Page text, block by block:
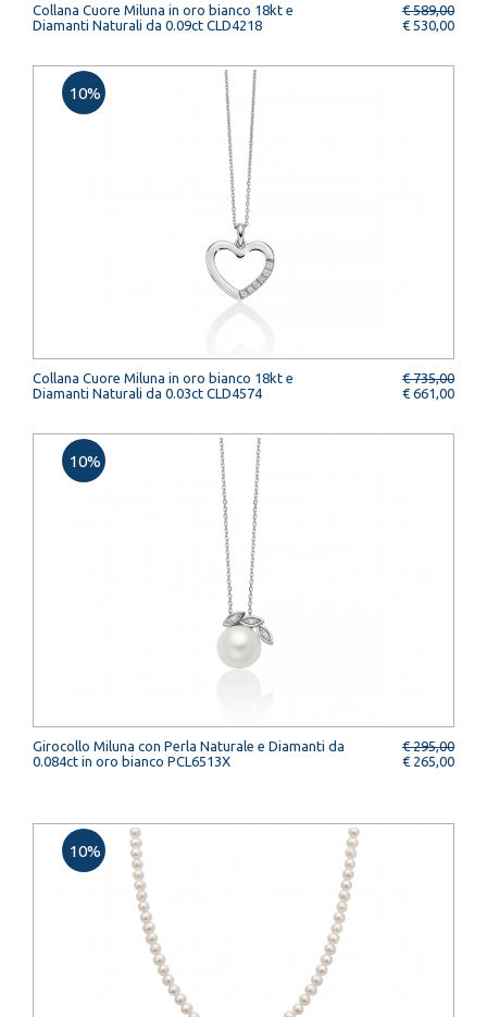
Collana Cuore Miluna in oro bianco 18kt e
Diamanti Naturali da 0.09ct CLD4218
€ 589,00
€ 530,00
Collana Cuore Miluna in oro bianco 18kt e
Diamanti Naturali da 0.03ct CLD4574
€ 735,00
€ 661,00
10%
Girocollo Miluna con Perla Naturale e Diamanti da
0.084ct in oro bianco PCL6513X
€ 295,00
€ 265,00
10%
10%